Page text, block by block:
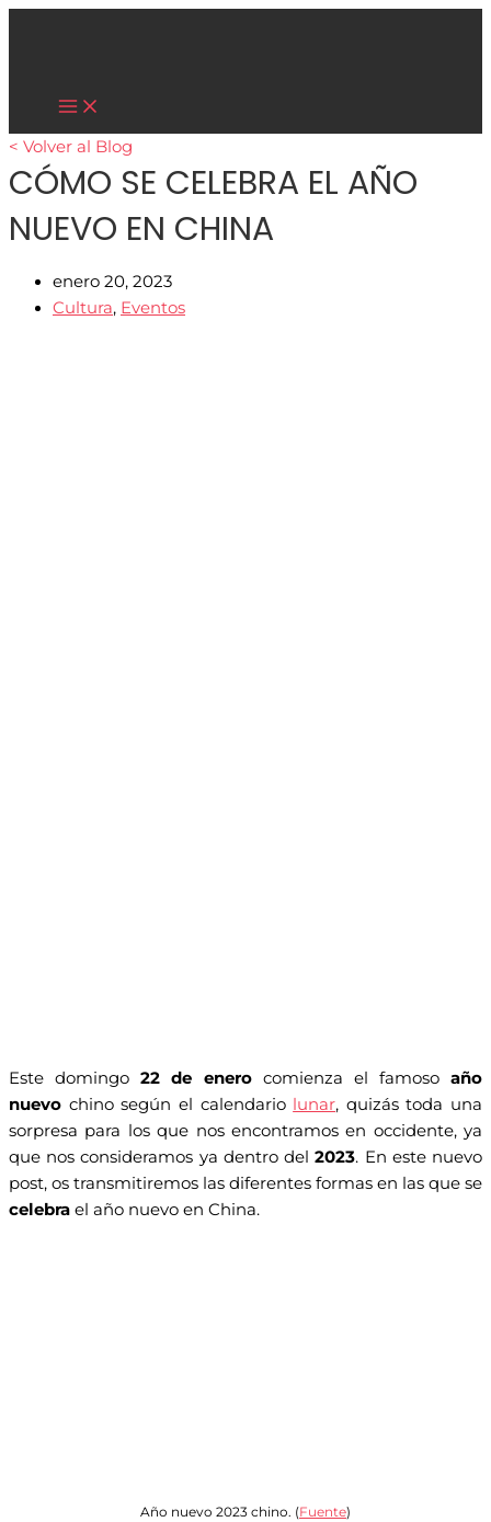
Ir
Main
< Volver al Blog
CÓMO SE CELEBRA EL AÑO
NUEVO EN CHINA
enero 20, 2023
Cultura, Eventos
Este domingo22 de enerocomienza el famoso año
nuevo chino según el calendario lunar, quizás toda una
sorpresa para los que nos encontramos en occidente, ya
que nos consideramos ya dentro del2023. En este nuevo
post, os transmitiremos las diferentes formas en las que se
celebra el año nuevo en China.
Año nuevo 2023 chino. (Fuente)